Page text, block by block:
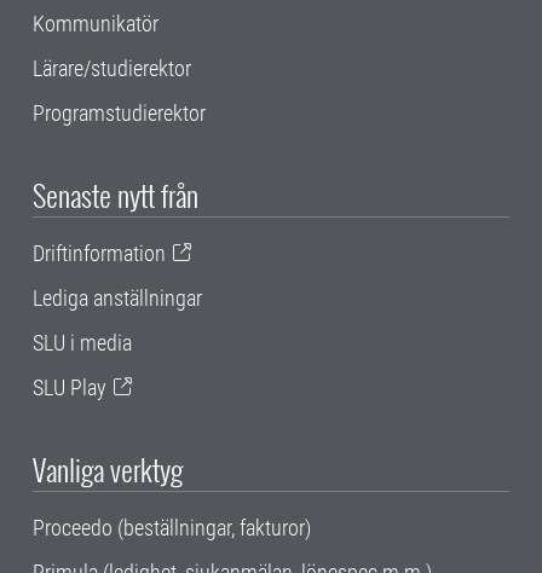
Kommunikatör
Lärare/studierektor
Programstudierektor
Senaste nytt från
Driftinformation
Lediga anställningar
SLU i media
SLU Play
Vanliga verktyg
Proceedo (beställningar, fakturor)